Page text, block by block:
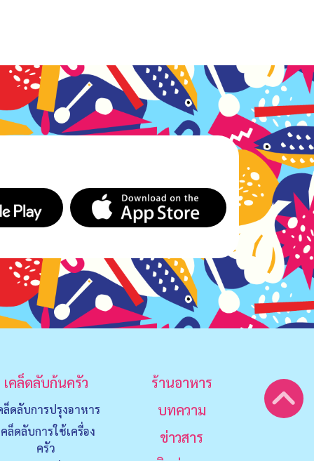
เคล็ดลับก้นครัว
ล็ดลับการปรุงอาหาร
คล็ดลับการใช้เครื่อง
ครัว
ร้านอาหาร
บทความ
ข่าวสาร